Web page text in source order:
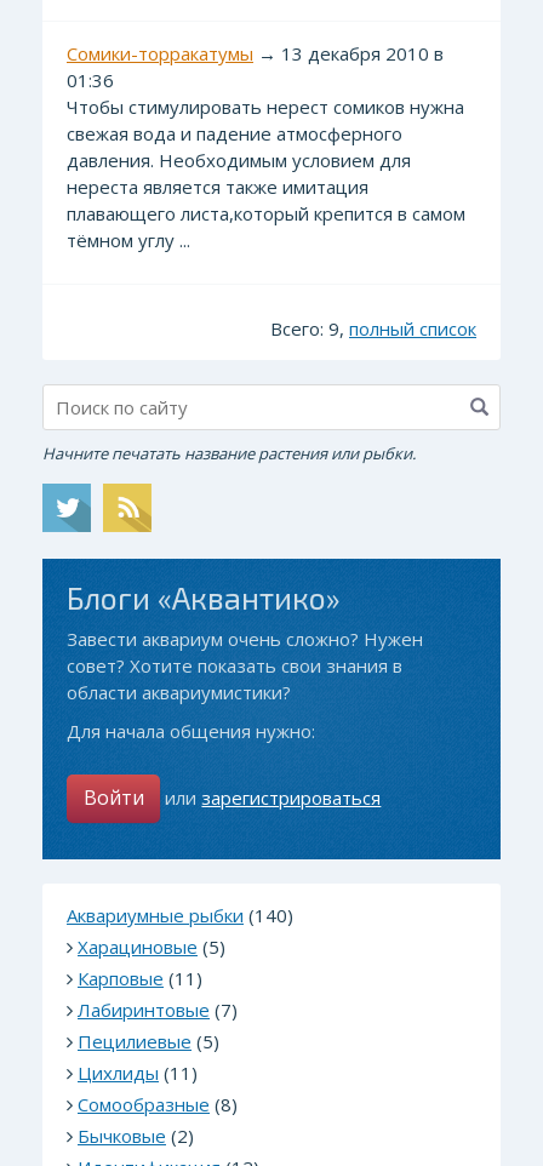
Сомики-торракатумы → 13 декабря 2010 в
01:36
Чтобы стимулировать нерест сомиков нужна
свежая вода и падение атмосферного
давления. Необходимым условием для
нереста является также имитация
плавающего листа,который крепится в самом
тёмном углу ...
Всего: 9, полный список
Начните печатать название растения или рыбки.
Блоги «Аквантико»
Завести аквариум очень сложно? Нужен
совет? Хотите показать свои знания в
области аквариумистики?
Для начала общения нужно:
Войти илизарегистрироваться
Аквариумные рыбки (140)
Харациновые (5)
Карповые (11)
Лабиринтовые (7)
Пецилиевые (5)
Цихлиды (11)
Сомообразные (8)
Бычковые (2)